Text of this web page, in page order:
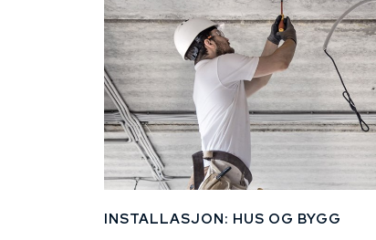
INSTALLASJON: HUS OG BYGG